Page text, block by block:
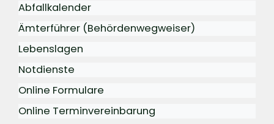
Abfallkalender
Ämterführer (Behördenwegweiser)
Lebenslagen
Notdienste
Online Formulare
Online Terminvereinbarung